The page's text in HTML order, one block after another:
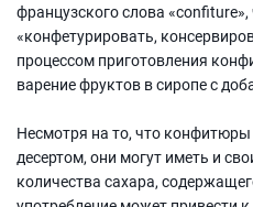
французского слова «confiture»,
«конфетурировать,
процессом приготовления
варение фруктов в сиропе с
Несмотря на то, что
десертом, они могут иметь и
количества сахара,